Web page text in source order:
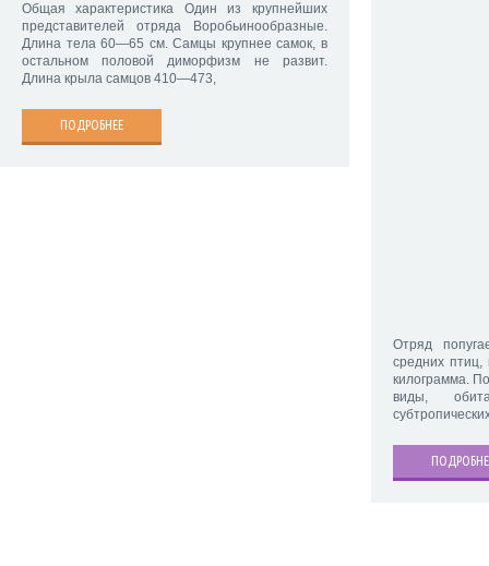
Общая характеристика Один из крупнейших
представителей отряда Воробьинообразные.
Длина тела 60—65 см. Самцы крупнее самок, в
остальном половой диморфизм не развит.
Длина крыла самцов 410—473,
ПОДРОБНЕЕ
Отряд
средних
килограмма.
виды,